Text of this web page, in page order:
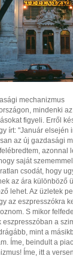
mechanizmus
mindenki az
figyeli. Erről
írt: "Január elsején
az új gazdasági
azonnal
saját
csodát, hogy
az ára különböző
lehet. Az üzletek
az eszpresszókra
S mikor
eszpresszóban a
mint a
Íme, beindult a
Íme, itt a